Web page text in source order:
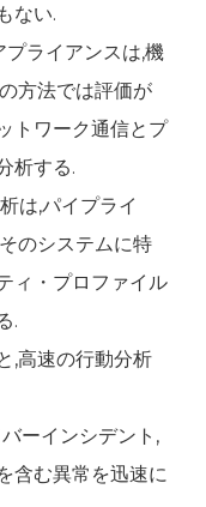
ない.
ライアンスは,機
方法では評価が
トワーク通信とプ
析する.
は,パイプライ
のシステムに特
ィ・プロファイル
.
,高速の行動分析
ーインシデント,
含む異常を迅速に